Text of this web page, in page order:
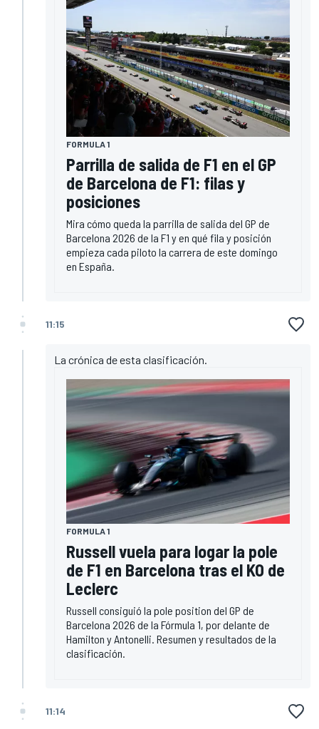
FORMULA 1
Parrilla de salida de F1 en el GP
de Barcelona de F1: filas y
posiciones
Mira cómo queda la parrilla de salida del GP de
Barcelona 2026 de la F1 y en qué fila y posición
empieza cada piloto la carrera de este domingo
en España.
11:15
La crónica de esta clasificación.
FORMULA 1
Russell vuela para logar la pole
de F1 en Barcelona tras el KO de
Leclerc
Russell consiguió la pole position del GP de
Barcelona 2026 de la Fórmula 1, por delante de
Hamilton y Antonelli. Resumen y resultados de la
clasificación.
11:14